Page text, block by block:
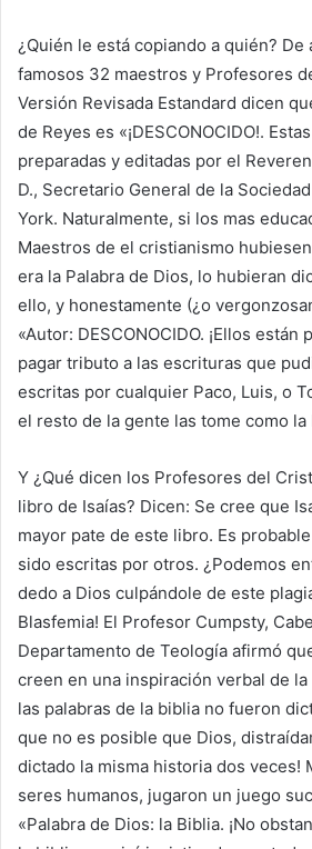
¿Quién le está copiando a quién? De
famosos 32 maestros y Profesores
Versión Revisada Estandard dicen
de Reyes es «¡DESCONOCIDO!.
preparadas y editadas por el
D., Secretario General de la
York. Naturalmente, si los mas
Maestros de el cristianismo
era la Palabra de Dios, lo hubieran
ello, y honestamente (¿o
«Autor: DESCONOCIDO. ¡Ellos están
pagar tributo a las escrituras que
escritas por cualquier Paco, Luis, o
el resto de la gente las tome como la
Y ¿Qué dicen los Profesores del
libro de Isaías? Dicen: Se cree que
mayor pate de este libro. Es
sido escritas por otros. ¿Podemos
dedo a Dios culpándole de este
Blasfemia! El Profesor Cumpsty,
Departamento de Teología afirmó
creen en una inspiración verbal de
las palabras de la biblia no fueron
que no es posible que Dios,
dictado la misma historia dos veces!
seres humanos, jugaron un juego
«Palabra de Dios: la Biblia. ¡No